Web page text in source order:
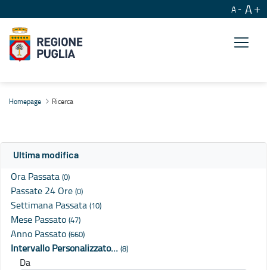
A A
Homepage Ricerca
Ultima modifica
Ora Passata (0)
Passate 24 Ore (0)
Settimana Passata (10)
Mese Passato (47)
Anno Passato (660)
Intervallo Personalizzato… (8)
Da